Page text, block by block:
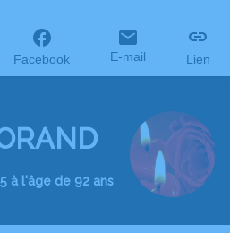
Facebook E-mail Lien
à l'âge de 92 ans